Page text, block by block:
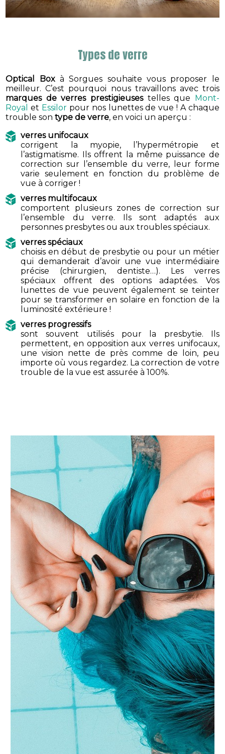
Types de verre
Optical Boxà Sorgues souhaite vous proposer le
meilleur. C’est pourquoi nous travaillons avec trois
marques de verres prestigieusestelles que
Mont-
Royal et Essilorpour nos lunettes de vue ! A chaque
trouble sontype de verre, en voici un aperçu :
verres unifocaux
corrigent la myopie, l’hypermétropie et
l’astigmatisme. Ils offrent la même puissance de
correction sur l’ensemble du verre, leur forme
varie seulement en fonction du problème de
vue à corriger !
verres multifocaux
comportent plusieurs zones de correction sur
l’ensemble du verre. Ils sont adaptés aux
personnes presbytes ou aux troubles spéciaux.
verres spéciaux
choisis en début de presbytie ou pour un métier
qui demanderait d’avoir une vue intermédiaire
précise (chirurgien, dentiste…). Les verres
spéciaux offrent des options adaptées. Vos
lunettes de vue peuvent également se teinter
pour se transformer en solaire en fonction de la
luminosité extérieure !
verres progressifs
sont souvent utilisés pour la presbytie. Ils
permettent, en opposition aux verres unifocaux,
une vision nette de près comme de loin, peu
importe où vous regardez. La correction de votre
trouble de la vue est assurée à 100%.